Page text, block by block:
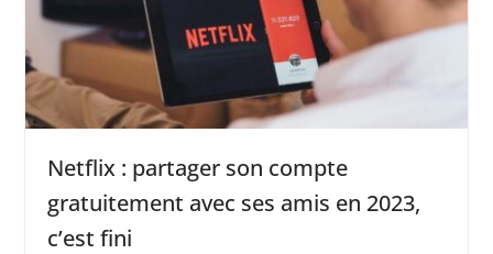
Netflix : partager son compte
gratuitement avec ses amis en 2023,
c’est fini